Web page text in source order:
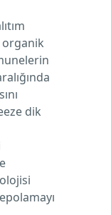
organik
dik